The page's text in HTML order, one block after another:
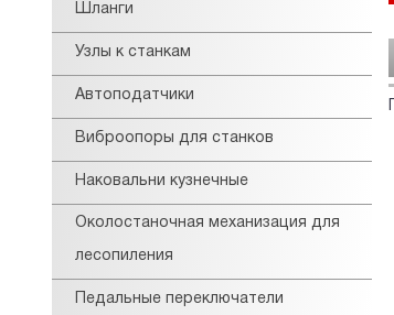
Шланги
Узлы к станкам
Автоподатчики
Виброопоры для станков
Наковальни кузнечные
Околостаночная механизация для
лесопиления
Педальные переключатели